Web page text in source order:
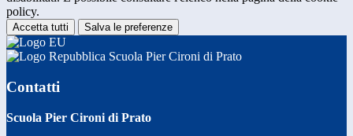
policy.
Accetta tutti Salva le preferenze
Scuola Pier Cironi di Prato
Contatti
Scuola Pier Cironi di Prato